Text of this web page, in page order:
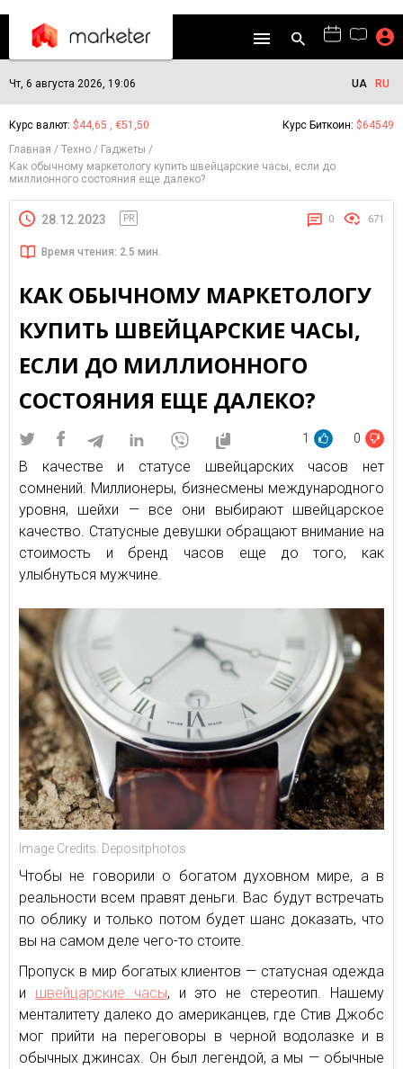
Чт, 6 августа 2026, 19:06 UA RU
Курс валют: $44,65 , €51,50 Курс Биткоин: $64549
Главная
Техно
Гаджеты
Как обычному маркетологу купить швейцарские часы, если до
миллионного состояния еще далеко?
28.12.2023 PR 0 671
Время чтения: 2.5 мин.
КАК ОБЫЧНОМУ МАРКЕТОЛОГУ
КУПИТЬ ШВЕЙЦАРСКИЕ ЧАСЫ,
ЕСЛИ ДО МИЛЛИОННОГО
СОСТОЯНИЯ ЕЩЕ ДАЛЕКО?
1 0
В качестве и статусе швейцарских часов нет
сомнений. Миллионеры, бизнесмены международного
уровня, шейхи — все они выбирают швейцарское
качество. Статусные девушки обращают внимание на
стоимость и бренд часов еще до того, как
улыбнуться мужчине.
Image Credits: Depositphotos
Чтобы не говорили о богатом духовном мире, а в
реальности всем правят деньги. Вас будут встречать
по облику и только потом будет шанс доказать, что
вы на самом деле чего-то стоите.
Пропуск в мир богатых клиентов — статусная одежда
и швейцарские часы, и это не стереотип. Нашему
менталитету далеко до американцев, где Стив Джобс
мог прийти на переговоры в черной водолазке и в
обычных джинсах. Он был легендой, а мы — обычные